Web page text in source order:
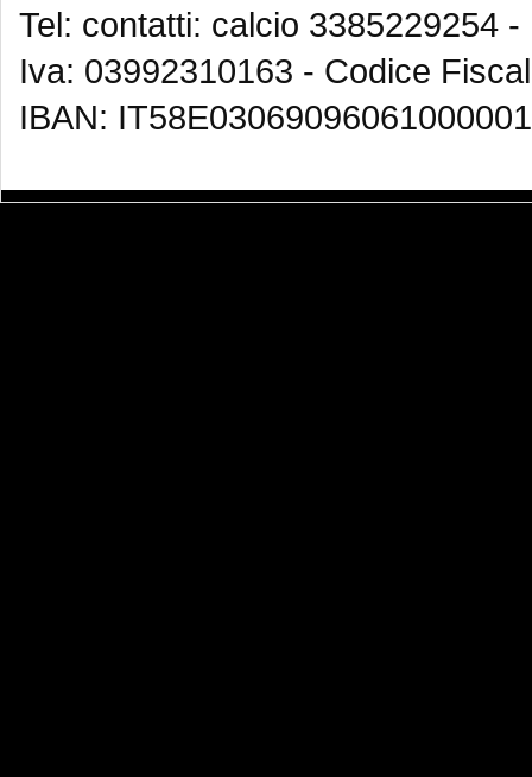
Tel: contatti: calcio 3385229254
Iva: 03992310163 - Codice
IBAN: